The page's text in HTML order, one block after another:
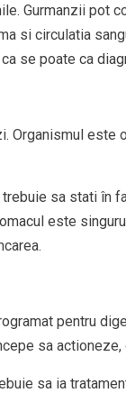
Gurmanzii pot
si circulatia
se poate ca
Organismul
sa stati în
este
pentru
sa
sa ia